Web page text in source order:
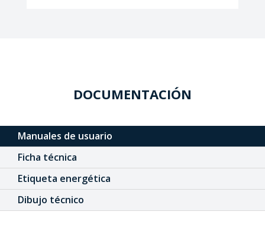
DOCUMENTACIÓN
Manuales de usuario
Ficha técnica
Etiqueta energética
Dibujo técnico